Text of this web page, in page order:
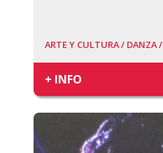
ARTE Y CULTURA / DANZA /
+ INFO